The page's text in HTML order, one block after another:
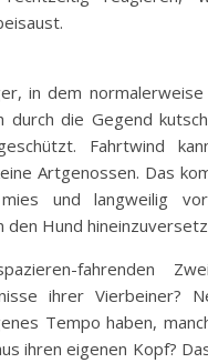
in dem
durch die Gegend
Fahrtwind
Artgenossen. Das
und langweilig
den Hund
fahrenden
ihrer Vierbeiner?
Tempo haben,
ihren eigenen Kopf?